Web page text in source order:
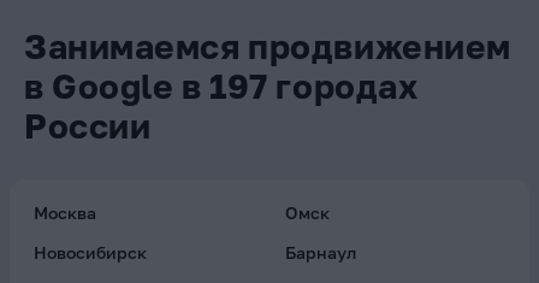
Занимаемся продвижением
в Google в 197 городах
России
Москва
Омск
Новосибирск
Барнаул